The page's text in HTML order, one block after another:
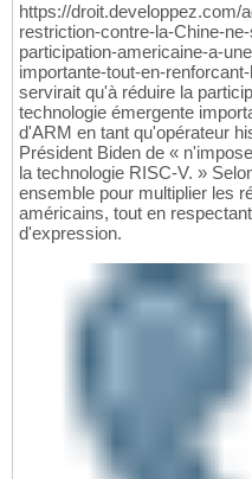
https://droit.developpez.com/
restriction-contre-la-Chine-
participation-americaine-a-
importante-tout-en-
servirait qu'à réduire la
technologie émergente
d'ARM en tant qu'opérateur
Président Biden de «
la technologie RISC-V. »
ensemble pour multiplier les
américains, tout en
d'expression.